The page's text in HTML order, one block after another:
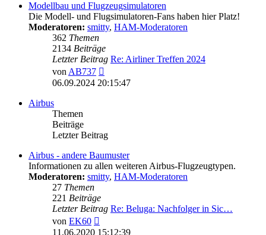
Modellbau und Flugzeugsimulatoren
Die Modell- und Flugsimulatoren-Fans haben hier Platz!
Moderatoren: smitty, HAM-Moderatoren
362 Themen
2134 Beiträge
Letzter Beitrag Re: Airliner Treffen 2024
vonAB737
Beitrag
06.09.2024 20:15:47
Airbus
Themen
Beiträge
Letzter Beitrag
Airbus - andere Baumuster
Informationen zu allen weiteren Airbus-Flugzeugtypen.
Moderatoren: smitty, HAM-Moderatoren
27 Themen
221 Beiträge
Letzter Beitrag Re: Beluga: Nachfolger in Sic…
von EK60
Beitrag
11.06.2020 15:12:39